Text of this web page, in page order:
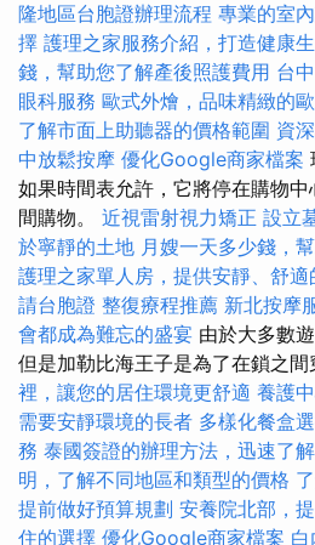
隆地區台胞證辦理流程 專業的室
擇 護理之家服務介紹，打造健康
錢，幫助您了解產後照護費用 台
眼科服務 歐式外燴，品味精緻的
了解市面上助聽器的價格範圍 資
中放鬆按摩 優化Google商家檔案
如果時間表允許，它將停在購物
間購物。 近視雷射視力矯正 設立
於寧靜的土地 月嫂一天多少錢，
護理之家單人房，提供安靜、舒適
請台胞證 整復療程推薦 新北按摩
會都成為難忘的盛宴 由於大多數
但是加勒比海王子是為了在鎖之間
裡，讓您的居住環境更舒適 養護
需要安靜環境的長者 多樣化餐盒
務 泰國簽證的辦理方法，迅速了
明，了解不同地區和類型的價格
提前做好預算規劃 安養院北部，
住的選擇 優化Google商家檔案